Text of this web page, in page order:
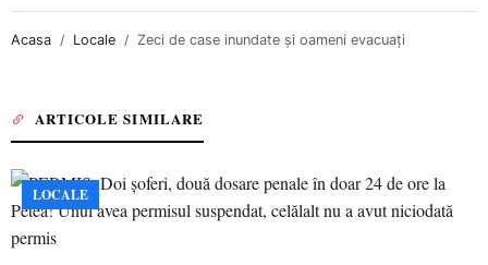
Acasa Locale Zeci de case inundate şi oameni evacuaţi
ARTICOLE SIMILARE
LOCALE